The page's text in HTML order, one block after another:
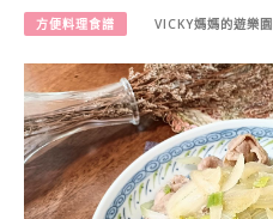
方便料理食譜 VICKY媽媽的遊樂園